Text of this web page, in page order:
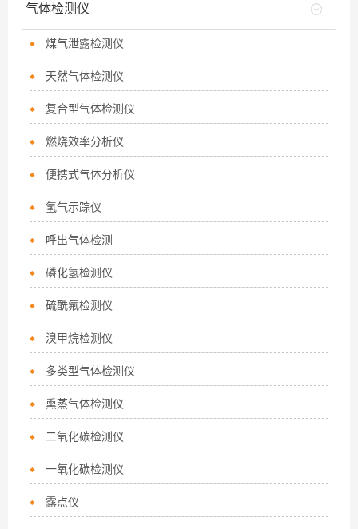
气体检测仪
煤气泄露检测仪
天然气体检测仪
复合型气体检测仪
燃烧效率分析仪
便携式气体分析仪
氢气示踪仪
呼出气体检测
磷化氢检测仪
硫酰氟检测仪
溴甲烷检测仪
多类型气体检测仪
熏蒸气体检测仪
二氧化碳检测仪
一氧化碳检测仪
露点仪